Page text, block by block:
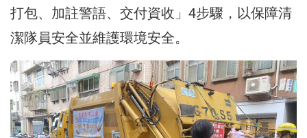
打包、加註警語、交付資收」4步驟，以保障清
潔隊員安全並維護環境安全。